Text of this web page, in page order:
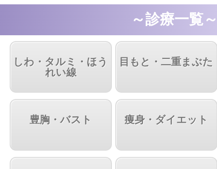
～診療一覧
しわ・タルミ・ほう
れい線
目もと・二重まぶた
豊胸・バスト 痩身・ダイエット